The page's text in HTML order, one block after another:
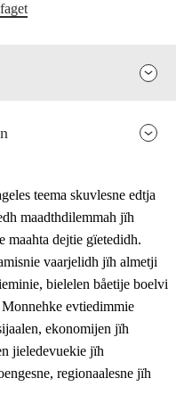
prinsihph
teema skuvlesne edtja
maadthdilemmah jïh
maahta dejtie gïetedidh.
vaarjelidh jïh almetji
bielelen båetije boelvi
Monnehke evtiedimmie
ekonomijen jïh
jieledevuekie jïh
regionaalesne jïh